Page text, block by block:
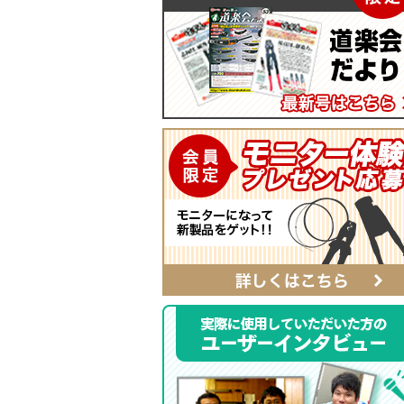
電工ジョイント
自動ポンチ
全ネジレンチ・ソケット
LEDライト
カチッとホルダー
SmartShuttoシリーズ
ソフトフィットシリーズ
SmartEdgeシリーズ
ハイクオリティ・レザーシリーズ
レザーシリーズ ナチュラル&ブラック
タイプ
ベルト
αシリーズ
タフロン電工ポケット
ハンマーホルダー